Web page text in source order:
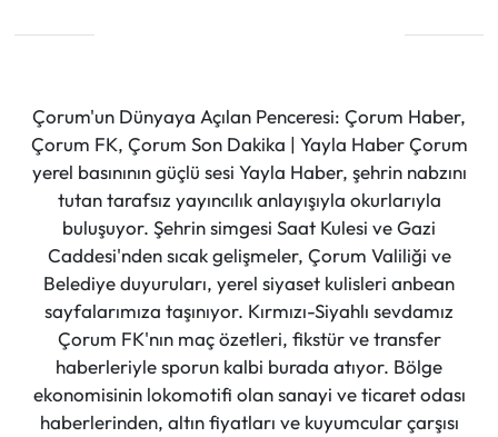
Çorum'un Dünyaya Açılan Penceresi: Çorum Haber,
Çorum FK, Çorum Son Dakika | Yayla Haber Çorum
yerel basınının güçlü sesi Yayla Haber, şehrin nabzını
tutan tarafsız yayıncılık anlayışıyla okurlarıyla
buluşuyor. Şehrin simgesi Saat Kulesi ve Gazi
Caddesi'nden sıcak gelişmeler, Çorum Valiliği ve
Belediye duyuruları, yerel siyaset kulisleri anbean
sayfalarımıza taşınıyor. Kırmızı-Siyahlı sevdamız
Çorum FK'nın maç özetleri, fikstür ve transfer
haberleriyle sporun kalbi burada atıyor. Bölge
ekonomisinin lokomotifi olan sanayi ve ticaret odası
haberlerinden, altın fiyatları ve kuyumcular çarşısı